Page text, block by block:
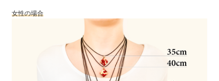
女性の場合